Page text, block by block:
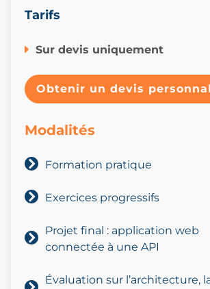
Tarifs
Sur devis uniquement
Obtenir un devis
Modalités
Formation pratique
Exercices progressifs
Projet final : application web
connectée à une API
Évaluation sur l’architecture,